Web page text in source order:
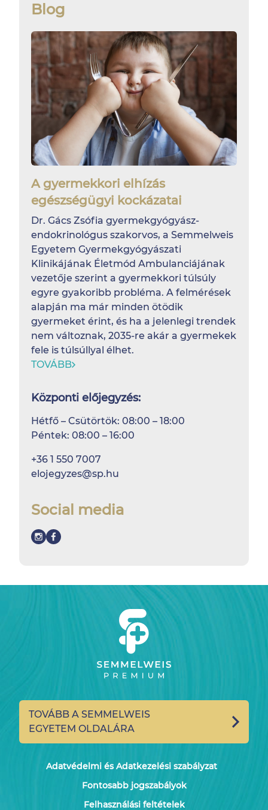
Blog
A gyermekkori elhízás
egészségügyi kockázatai
Dr. Gács Zsófia gyermekgyógyász-
endokrinológus szakorvos, a Semmelweis
Egyetem Gyermekgyógyászati
Klinikájának Életmód Ambulanciájának
vezetője szerint a gyermekkori túlsúly
egyre gyakoribb probléma. A felmérések
alapján ma már minden ötödik
gyermeket érint, és ha a jelenlegi trendek
nem változnak, 2035-re akár a gyermekek
fele is túlsúllyal élhet.
TOVÁBB
Központi előjegyzés:
Hétfő – Csütörtök: 08:00 – 18:00
Péntek: 08:00 – 16:00
+36 1 550 7007
elojegyzes@sp.hu
Social media
TOVÁBB A SEMMELWEIS
EGYETEM OLDALÁRA
Adatvédelmi és Adatkezelési szabályzat
Fontosabb jogszabályok
Felhasználási feltételek